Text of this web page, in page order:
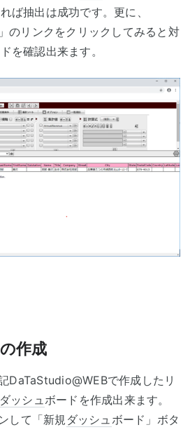
ば抽出は成功です。更に、
のリンクをクリックしてみると対
を確認出来ます。
作成
DaTaStudio@WEBで作成したリ
ダッシュボードを作成出来ます。
して「新規 ダッシュボード」ボタ